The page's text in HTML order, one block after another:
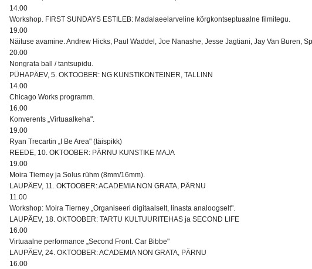
14.00
Workshop. FIRST SUNDAYS ESTILEB: Madalaeelarveline kõrgkontseptuaalne filmitegu.
19.00
Näituse avamine. Andrew Hicks, Paul Waddel, Joe Nanashe, Jesse Jagtiani, Jay Van Buren,
20.00
Nongrata ball / tantsupidu.
PÜHAPÄEV, 5. OKTOOBER: NG KUNSTIKONTEINER, TALLINN
14.00
Chicago Works programm.
16.00
Konverents „Virtuaalkeha".
19.00
Ryan Trecartin „I Be Area" (täispikk)
REEDE, 10. OKTOOBER: PÄRNU KUNSTIKE MAJA
19.00
Moira Tierney ja Solus rühm (8mm/16mm).
LAUPÄEV, 11. OKTOOBER: ACADEMIA NON GRATA, PÄRNU
11.00
Workshop: Moira Tierney „Organiseeri digitaalselt, linasta analoogselt".
LAUPÄEV, 18. OKTOOBER: TARTU KULTUURITEHAS ja SECOND LIFE
16.00
Virtuaalne performance „Second Front. Car Bibbe"
LAUPÄEV, 24. OKTOOBER: ACADEMIA NON GRATA, PÄRNU
16.00